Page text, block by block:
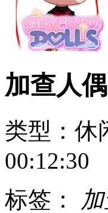
加查人偶
类型：休
00:12:30
标签：